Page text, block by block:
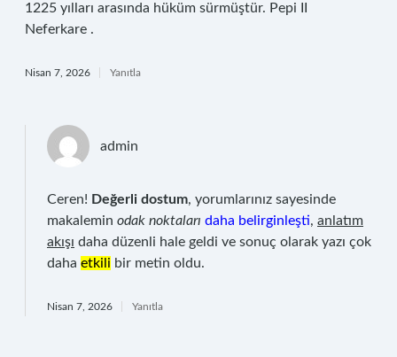
1225 yılları arasında hüküm sürmüştür. Pepi II
Neferkare .
Nisan 7, 2026 Yanıtla
admin
Ceren! Değerli dostum, yorumlarınız sayesinde
makalemin odak noktaları daha belirginleşti, anlatım
akışı daha düzenli hale geldi ve sonuç olarak yazı çok
daha etkili bir metin oldu.
Nisan 7, 2026 Yanıtla